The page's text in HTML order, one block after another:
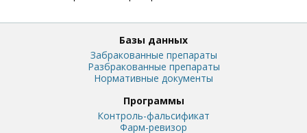
Базы данных
Забракованные препараты
Разбракованные препараты
Нормативные документы
Программы
Контроль-фальсификат
Фарм-ревизор